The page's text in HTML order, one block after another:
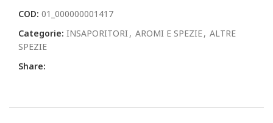
COD: 01_000000001417
Categorie: INSAPORITORI , AROMI E SPEZIE, ALTRE
SPEZIE
Share: